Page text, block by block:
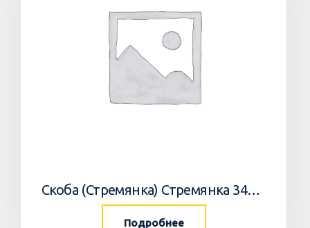
Скоба (Стремянка) Стремянка 34033502 Horsch
Подробнее